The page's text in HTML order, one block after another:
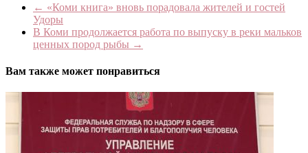
← «Коми книга» вновь порадовала жителей и гостей
Удоры
В Коми продолжается работа по выпуску в реки мальков
ценных пород рыбы →
Вам также может понравиться